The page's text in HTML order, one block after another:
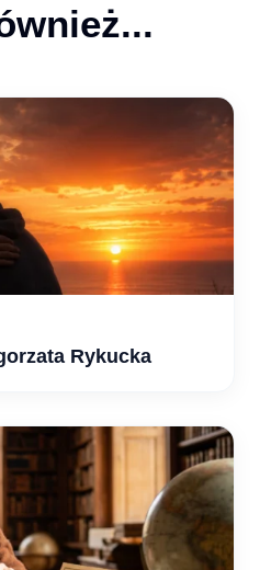
Rykucka